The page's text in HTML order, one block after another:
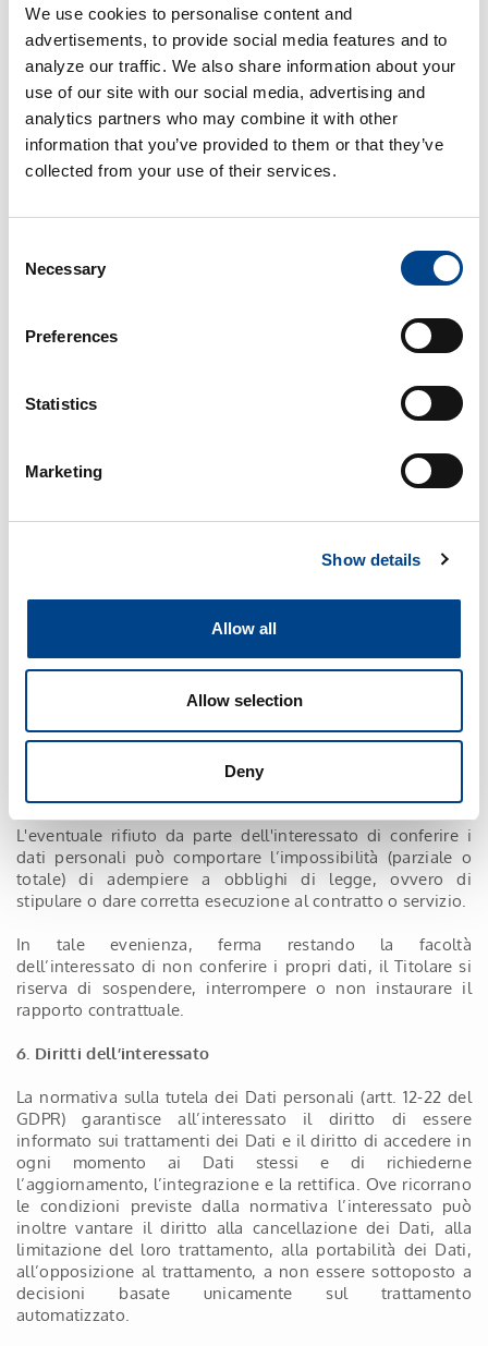
We use cookies to personalise content and
advertisements, to provide social media features and to
analyze our traffic. We also share information about your
use of our site with our social media, advertising and
analytics partners who may combine it with other
information that you’ve provided to them or that they’ve
collected from your use of their services.
Selection
Necessary
Preferences
Statistics
Marketing
Show details
Allow all
Allow selection
Deny
stesso, e fino al passaggio in giudicato del provvedimento
decisorio.
3. Modalità di trattamento dei dati
Il trattamento dei dati personali potrà essere effettuato
con l’ausilio di mezzi sia analogici sia elettronici o
comunque automatizzati, con modalità e procedure
strettamente necessarie al perseguimento delle finalità
4. Ambito di comunicazione, soggetti autorizzati al
trattamento
operanti in qualità di autonomi titolari del trattamento,
come soggetti pubblici o privati legittimati a trattare i Dati
commercialisti, notai, avvocati e altri professionisti).
soggetti esterni designati come responsabili del
trattamento, che svolgono per conto del titolare specifiche
di recupero crediti per il titolare, consulenti legali, fiscali e
I Dati potranno essere trattati dai dipendenti delle funzioni
aziendali deputate al perseguimento delle finalità sopra
indicate, che sono stati espressamente autorizzati al
I Dati non sono soggetti a diffusione.
L'eventuale rifiuto da parte dell'interessato di conferire i
dati personali può comportare l’impossibilità (parziale o
totale) di adempiere a obblighi di legge, ovvero di
stipulare o dare corretta esecuzione al contratto o servizio.
In tale evenienza, ferma restando la facoltà
dell’interessato di non conferire i propri dati, il Titolare si
riserva di sospendere, interrompere o non instaurare il
rapporto contrattuale.
6. Diritti dell’interessato
La normativa sulla tutela dei Dati personali (artt. 12-22 del
GDPR) garantisce all’interessato il diritto di essere
informato sui trattamenti dei Dati e il diritto di accedere in
ogni momento ai Dati stessi e di richiederne
l’aggiornamento, l’integrazione e la rettifica. Ove ricorrano
le condizioni previste dalla normativa l’interessato può
inoltre vantare il diritto alla cancellazione dei Dati, alla
limitazione del loro trattamento, alla portabilità dei Dati,
all’opposizione al trattamento, a non essere sottoposto a
decisioni basate unicamente sul trattamento
automatizzato.